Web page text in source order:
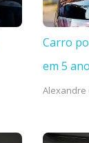
Carro
em 5